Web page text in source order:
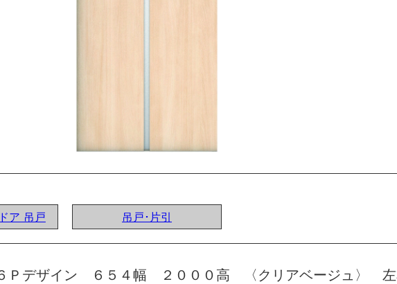
ア 吊戸 吊戸･片引
デザイン ６５４幅 ２０００高 〈クリアベージュ〉